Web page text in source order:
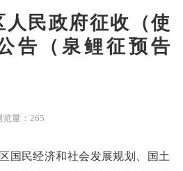
民政府征收（使
告（泉鲤征预告
览量： 265
民经济和社会发展规划、国土